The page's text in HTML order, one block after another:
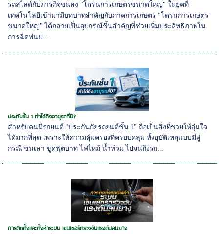
รถสไลด์กับภารกิจขนส่ง "โดรนการเกษตรขนาดใหญ่" ในยุคที่
เทคโนโลยีเข้ามามีบทบาทสำคัญกับภาคการเกษตร "โดรนการเกษตร
ขนาดใหญ่" ได้กลายเป็นอุปกรณ์ชิ้นสำคัญที่ช่วยเพิ่มประสิทธิภาพใน
การฉีดพ่นป...
ประกันชั้น 1 ทำได้ถึงอายุรถกี่ปี?
สำหรับคนมีรถยนต์ "ประกันภัยรถยนต์ชั้น 1" ถือเป็นสิ่งที่ช่วยให้อุ่นใจ
ได้มากที่สุด เพราะให้ความคุ้มครองที่ครอบคลุม ทั้งอุบัติเหตุแบบมีคู่
กรณี ชนเสา ขูดฟุตบาท ไฟไหม้ น้ำท่วม ไปจนถึงรถ...
การติดตั้งและตั้งค่าระบบ เซนเซอร์ตรวจจับแรงดันลมยาง